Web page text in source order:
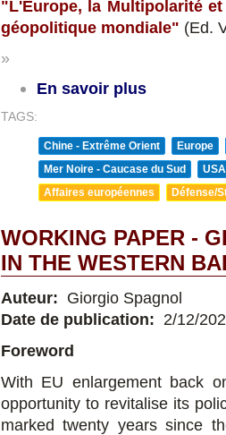
"L'Europe, la Multipolarité
géopolitique mondiale" (Ed.
»
En savoir plus
TAGS:
Chine - Extrême Orient
Europe
Mer Noire - Caucase du Sud
USA
Affaires européennes
Défense/
WORKING PAPER -
IN THE WESTERN
Auteur: Giorgio Spagnol
Date de publication: 2/12/
Foreword
With EU enlargement back
opportunity to revitalise its
marked twenty years since